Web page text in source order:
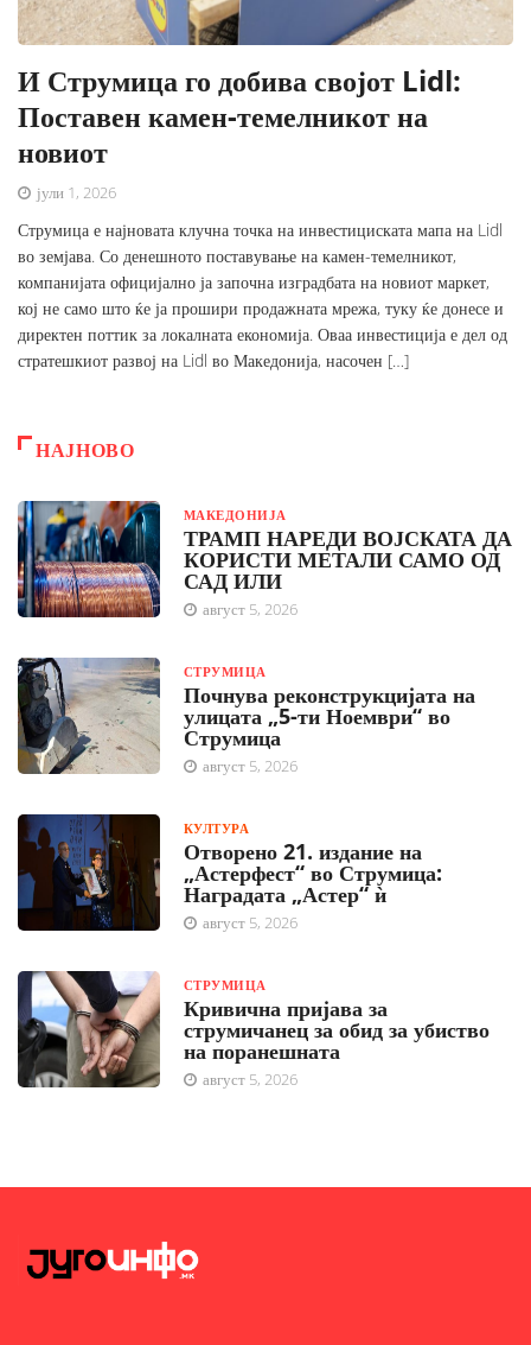
И Струмица го добива својот Lidl:
Поставен камен-темелникот на
новиот
јули 1, 2026
Струмица е најновата клучна точка на инвестициската мапа на Lidl
во земјава. Со денешното поставување на камен-темелникот,
компанијата официјално ја започна изградбата на новиот маркет,
кој не само што ќе ја прошири продажната мрежа, туку ќе донесе и
директен поттик за локалната економија. Оваа инвестиција е дел од
стратешкиот развој на Lidl во Македонија, насочен […]
НАЈНОВО
МАКЕДОНИЈА
ТРАМП НАРЕДИ ВОЈСКАТА ДА
КОРИСТИ МЕТАЛИ САМО ОД
САД ИЛИ
август 5, 2026
СТРУМИЦА
Почнува реконструкцијата на
улицата „5-ти Ноември“ во
Струмица
август 5, 2026
КУЛТУРА
Отворено 21. издание на
„Астерфест“ во Струмица:
Наградата „Астер“ ѝ
август 5, 2026
СТРУМИЦА
Кривична пријава за
струмичанец за обид за убиство
на поранешната
август 5, 2026